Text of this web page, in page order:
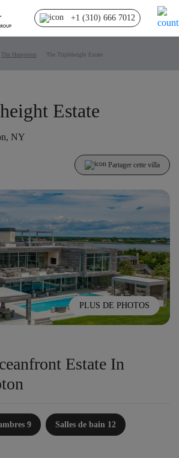
+1 (310) 666 7012
The Hamptons The Tripleheight Estate
Estate
NY
Partager cette villa
PLUS DE PHOTOS
Estate In
9 Salles de bain 12